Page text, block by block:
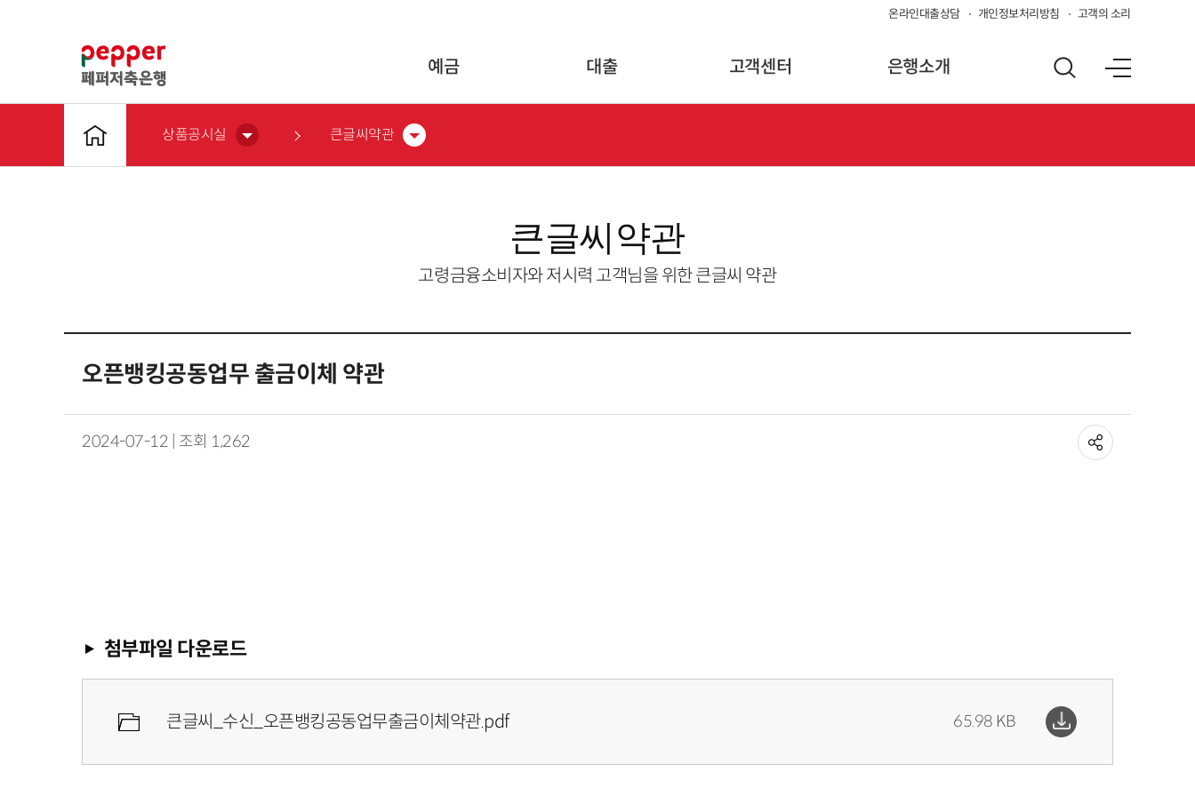
온라인대출상담 개인정보처리방침 고객의 소리
예금 대출 고객센터 은행소개
상품공시실 큰글씨약관
큰글씨약관
고령금융소비자와 저시력 고객님을 위한 큰글씨 약관
오픈뱅킹공동업무 출금이체 약관
2024-07-12 | 조회 1,262
첨부파일 다운로드
큰글씨_수신_오픈뱅킹공동업무출금이체약관.pdf 65.98 KB